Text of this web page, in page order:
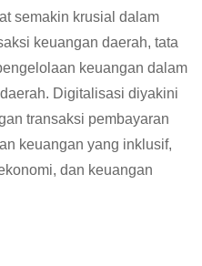
semakin krusial dalam
keuangan daerah, tata
keuangan dalam
Digitalisasi diyakini
transaksi pembayaran
keuangan yang inklusif,
dan keuangan